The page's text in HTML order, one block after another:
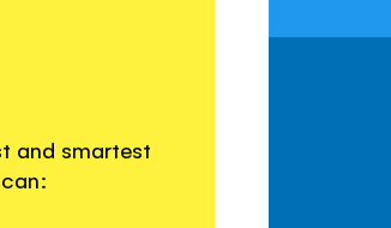
and smartest